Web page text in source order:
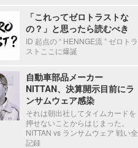
「これってゼロトラストな
の？」と思ったら読むべき
ID 起点の “ HENNGE流 ” ゼロトラ
ストここに爆誕
自動車部品メーカー
NITTAN、決算開示目前にラ
ンサムウェア感染
それは朝出社してタイムカードを
押せないことからはじまった。
NITTAN vs ランサムウェア 戦い全
記録